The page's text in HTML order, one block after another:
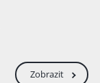
Zobrazit